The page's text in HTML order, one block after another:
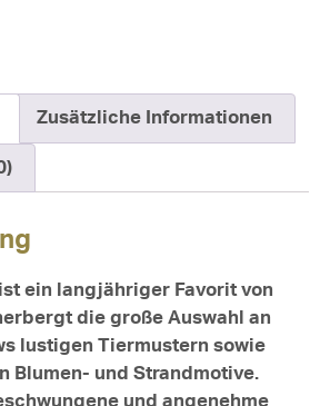
Zusätzliche Informationen
ein langjähriger Favorit von
die große Auswahl an
lustigen Tiermustern sowie
Blumen- und Strandmotive.
und angenehme